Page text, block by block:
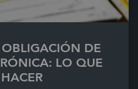
DE
LO QUE